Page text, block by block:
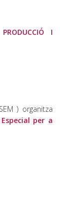
I
) organitza
per a